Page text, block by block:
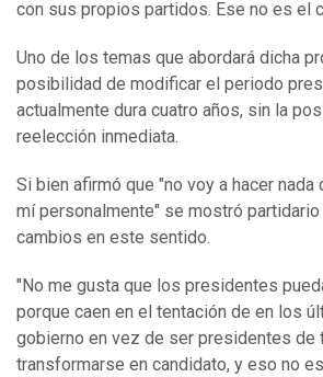
con sus propios partidos. Ese no es el
Uno de los temas que abordará dicha
posibilidad de modificar el periodo
actualmente dura cuatro años, sin la
reelección inmediata.
Si bien afirmó que "no voy a hacer
mí personalmente" se mostró
cambios en este sentido.
"No me gusta que los presidentes
porque caen en el tentación de en los
gobierno en vez de ser presidentes de
transformarse en candidato, y eso no